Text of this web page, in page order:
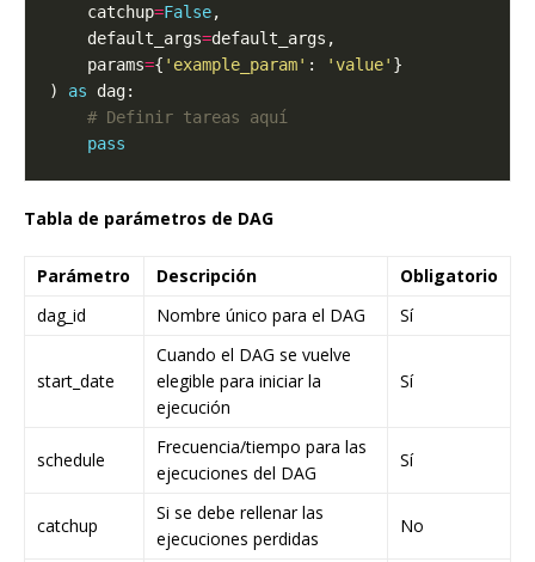
    catchup
=False
    default_args
=
    params
={ 'example_param' : 'value'
) as
# Definir tareas aquí
pass
Tabla de parámetros de DAG
Parámetro Descripción
Obligatorio
dag_id
Nombre único para el DAG Sí
start_date
Cuando el DAG se vuelve
elegible para iniciar la
ejecución
Sí
schedule
Frecuencia/tiempo para las
ejecuciones del DAG
Sí
catchup
Si se debe rellenar las
ejecuciones perdidas
No